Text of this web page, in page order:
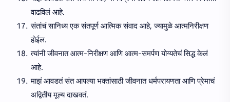
वाढविलं आहे.
संतांचं सानिध्य एक संतपूर्ण आत्मिक संवाद आहे, ज्यामुळे आत्मनिरीक्षण
होईल.
त्यांनी जीवनात आत्म-निरीक्षण आणि आत्म-समर्पण योग्यतेचं सिद्ध केलं
आहे.
माझं आवडतं संत आपल्या भक्तांसाठी जीवनात धर्मपरायणता आणि प्रेमाचं
अद्वितीय मूल्य दाखवतं.